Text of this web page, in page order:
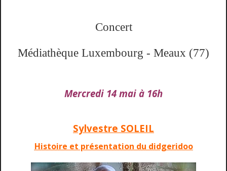
Concert
Médiathèque Luxembourg - Meaux (77)
Mercredi 14 mai à 16h
Sylvestre SOLEIL
Histoire et présentation du didgeridoo